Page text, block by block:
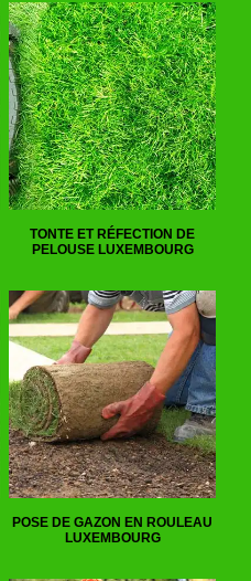
TONTE ET RÉFECTION DE
PELOUSE LUXEMBOURG
POSE DE GAZON EN ROULEAU
LUXEMBOURG